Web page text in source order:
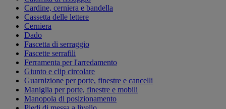
Cardine, cerniera e bandella
Cassetta delle lettere
Cerniera
Dado
Fascetta di serraggio
Fascette serrafili
Ferramenta per l'arredamento
Giunto e clip circolare
Guarnizione per porte, finestre e cancelli
Maniglia per porte, finestre e mobili
Manopola di posizionamento